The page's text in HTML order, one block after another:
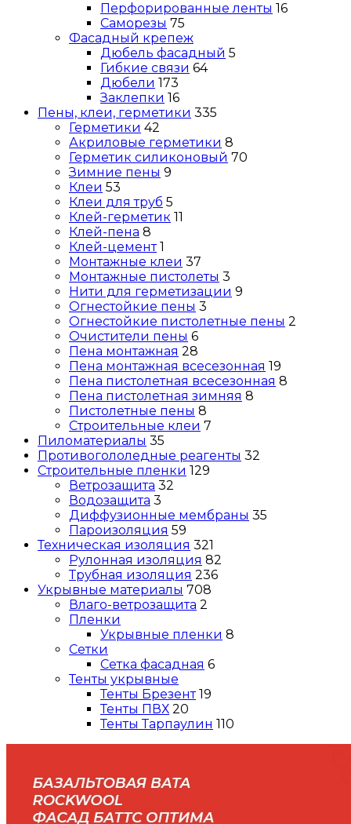
Перфорированные ленты 16
Саморезы 75
Фасадный крепеж
Дюбель фасадный 5
Гибкие связи 64
Дюбели 173
Заклепки 16
Пены, клеи, герметики 335
Герметики 42
Акриловые герметики 8
Герметик силиконовый 70
Зимние пены 9
Клеи 53
Клеи для труб 5
Клей-герметик 11
Клей-пена 8
Клей-цемент 1
Монтажные клеи 37
Монтажные пистолеты 3
Нити для герметизации 9
Огнестойкие пены 3
Огнестойкие пистолетные пены 2
Очистители пены 6
Пена монтажная 28
Пена монтажная всесезонная 19
Пена пистолетная всесезонная 8
Пена пистолетная зимняя 8
Пистолетные пены 8
Строительные клеи 7
Пиломатериалы 35
Противогололедные реагенты 32
Строительные пленки 129
Ветрозащита 32
Водозащита 3
Диффузионные мембраны 35
Пароизоляция 59
Техническая изоляция 321
Рулонная изоляция 82
Трубная изоляция 236
Укрывные материалы 708
Влаго-ветрозащита 2
Пленки
Укрывные пленки 8
Сетки
Сетка фасадная 6
Тенты укрывные
Тенты Брезент 19
Тенты ПВХ 20
Тенты Тарпаулин 110